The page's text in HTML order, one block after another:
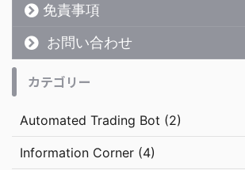
免責事項
お問い合わせ
カテゴリー
Automated Trading Bot (2)
Information Corner (4)